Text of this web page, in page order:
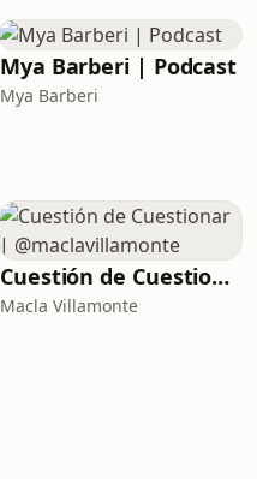
Mya Barberi | Podcast
Mya Barberi
Cuestión de Cuestionar | @maclavillamonte
Macla Villamonte